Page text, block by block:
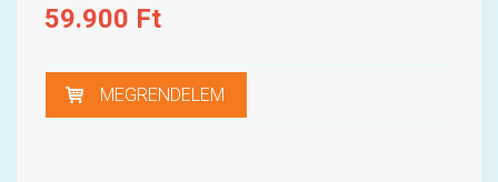
59.900 Ft
MEGRENDELEM